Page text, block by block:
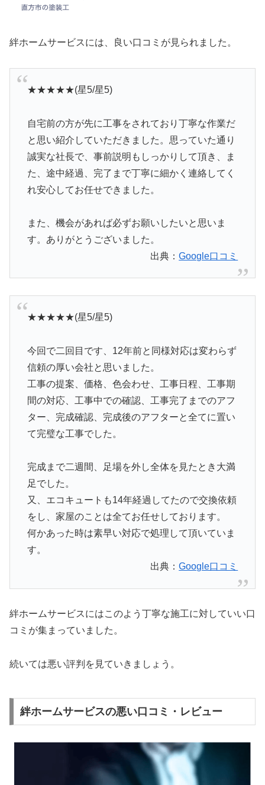
絆ホームサービスには、良い口コミが見られました。
★★★★★(星5/星5)
自宅前の方が先に工事をされており丁寧な作業だ
と思い紹介していただきました。思っていた通り
誠実な社長で、事前説明もしっかりして頂き、ま
た、途中経過、完了まで丁寧に細かく連絡してく
れ安心してお任せできました。
また、機会があれば必ずお願いしたいと思いま
す。ありがとうございました。
出典：Google口コミ
★★★★★(星5/星5)
今回で二回目です、12年前と同様対応は変わらず
信頼の厚い会社と思いました。
工事の提案、価格、色会わせ、工事日程、工事期
間の対応、工事中での確認、工事完了までのアフ
ター、完成確認、完成後のアフターと全てに置い
て完璧な工事でした。
完成まで二週間、足場を外し全体を見たとき大満
足でした。
又、エコキュートも14年経過してたので交換依頼
をし、家屋のことは全てお任せしております。
何かあった時は素早い対応で処理して頂いていま
す。
出典：Google口コミ
絆ホームサービスにはこのよう丁寧な施工に対していい口
コミが集まっていました。
続いては悪い評判を見ていきましょう。
絆ホームサービスの悪い口コミ・レビュー